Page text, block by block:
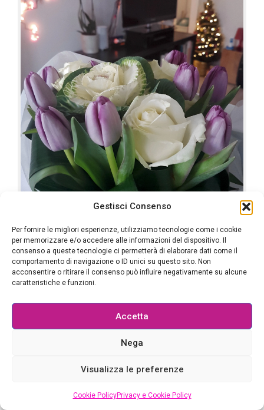
Gestisci Consenso
Per fornire le migliori esperienze, utilizziamo tecnologie come i cookie
per memorizzare e/o accedere alle informazioni del dispositivo. Il
consenso a queste tecnologie ci permetterà di elaborare dati come il
comportamento di navigazione o ID unici su questo sito. Non
acconsentire o ritirare il consenso può influire negativamente su alcune
caratteristiche e funzioni.
Accetta
Nega
Visualizza le preferenze
Cookie PolicyPrivacy e Cookie Policy
Applicazioni Lifestyle
22 Dicembre 2016
BLOOVERY, IL CHATBOT PER INVIARE